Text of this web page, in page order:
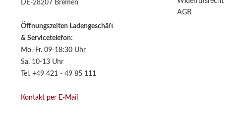
DE-28207 Bremen
Öffnungszeiten Ladengeschäft
& Servicetelefon:
Mo.-Fr. 09-18:30 Uhr
Sa. 10-13 Uhr
Tel. +49 421 - 49 85 111
Kontakt per E-Mail
AGB